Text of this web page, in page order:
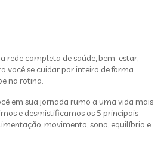
rede completa de saúde, bem-estar,
você se cuidar por inteiro de forma
na rotina.
em sua jornada rumo a uma vida mais
e desmistificamos os 5 principais
movimento, sono, equilíbrio e